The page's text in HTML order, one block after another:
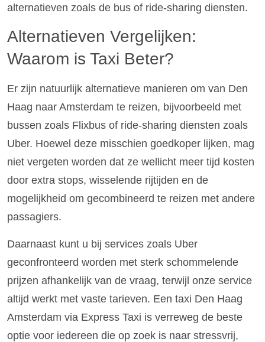
alternatieven zoals de bus of ride-sharing diensten.
Alternatieven Vergelijken:
Waarom is Taxi Beter?
Er zijn natuurlijk alternatieve manieren om van Den
Haag naar Amsterdam te reizen, bijvoorbeeld met
bussen zoals Flixbus of ride-sharing diensten zoals
Uber. Hoewel deze misschien goedkoper lijken, mag
niet vergeten worden dat ze wellicht meer tijd kosten
door extra stops, wisselende rijtijden en de
mogelijkheid om gecombineerd te reizen met andere
passagiers.
Daarnaast kunt u bij services zoals Uber
geconfronteerd worden met sterk schommelende
prijzen afhankelijk van de vraag, terwijl onze service
altijd werkt met vaste tarieven. Een taxi Den Haag
Amsterdam via Express Taxi is verreweg de beste
optie voor iedereen die op zoek is naar stressvrij,